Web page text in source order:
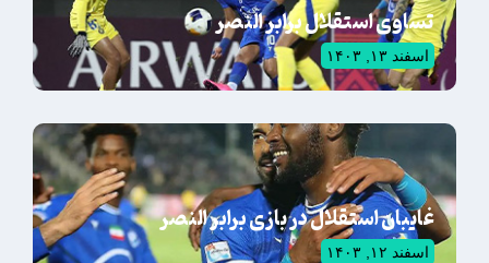
تساوی استقلال برابر النصر
اسفند ۱۳, ۱۴۰۳
غایبان استقلال در بازی برابر النصر
اسفند ۱۲, ۱۴۰۳